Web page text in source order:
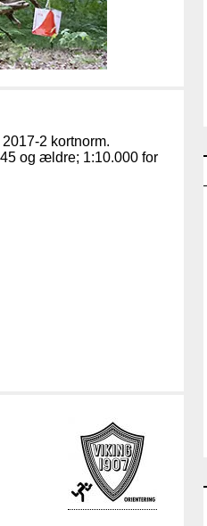
2 kortnorm.
og ældre; 1:10.000 for